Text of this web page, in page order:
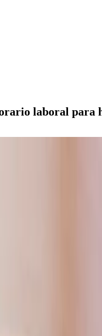
laboral para